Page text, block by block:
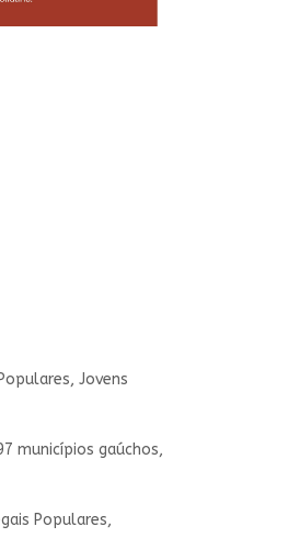
Jovens
municípios gaúchos,
Populares,